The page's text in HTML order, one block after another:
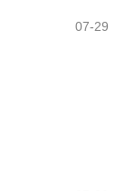
07-29